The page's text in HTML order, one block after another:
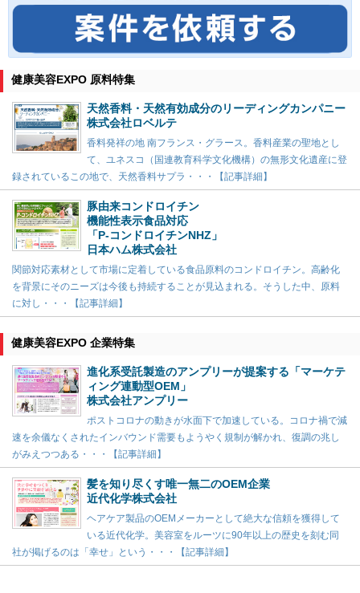
健康美容EXPO 原料特集
天然香料・天然有効成分のリーディングカンパニー
株式会社ロベルテ
香料発祥の地 南フランス・グラース。香料産業の聖地とし
て、ユネスコ（国連教育科学文化機構）の無形文化遺産に登
録されているこの地で、天然香料サプラ・・・【記事詳細】
豚由来コンドロイチン
機能性表示食品対応
「P-コンドロイチンNHZ」
日本ハム株式会社
関節対応素材として市場に定着している食品原料のコンドロイチン。高齢化
を背景にそのニーズは今後も持続することが見込まれる。そうした中、原料
に対し・・・【記事詳細】
健康美容EXPO 企業特集
進化系受託製造のアンプリーが提案する「マーケテ
ィング連動型OEM」
株式会社アンプリー
ポストコロナの動きが水面下で加速している。コロナ禍で減
速を余儀なくされたインバウンド需要もようやく規制が解かれ、復調の兆し
がみえつつある・・・【記事詳細】
髪を知り尽くす唯一無二のOEM企業
近代化学株式会社
ヘアケア製品のOEMメーカーとして絶大な信頼を獲得して
いる近代化学。美容室をルーツに90年以上の歴史を刻む同
社が掲げるのは「幸せ」という・・・【記事詳細】